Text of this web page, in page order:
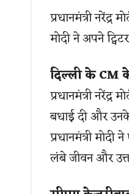
प्रधानमंत्री
मोदी ने अपने
दिल्ली के CM
प्रधानमंत्री
बधाई दी और
प्रधानमंत्री
लंबे जीवन और